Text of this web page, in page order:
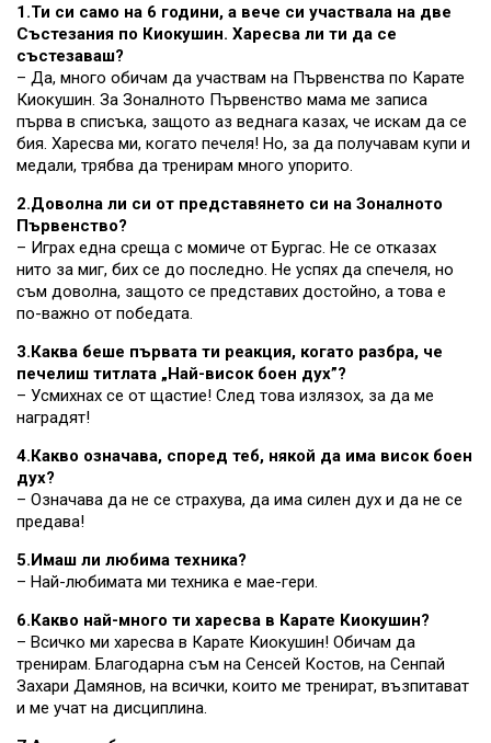
1.Ти си само на 6 години, а вече си участвала на две
Състезания по Киокушин. Харесва ли ти да се
състезаваш?
– Да, много обичам да участвам на Първенства по Карате
Киокушин. За Зоналното Първенство мама ме записа
първа в списъка, защото аз веднага казах, че искам да се
бия. Харесва ми, когато печеля! Но, за да получавам купи и
медали, трябва да тренирам много упорито.
2.Доволна ли си от представянето си на Зоналното
Първенство?
– Играх една среща с момиче от Бургас. Не се отказах
нито за миг, бих се до последно. Не успях да спечеля, но
съм доволна, защото се представих достойно, а това е
по-важно от победата.
3.Каква беше първата ти реакция, когато разбра, че
печелиш титлата „Най-висок боен дух”?
– Усмихнах се от щастие! След това излязох, за да ме
наградят!
4.Какво означава, според теб, някой да има висок боен
дух?
– Означава да не се страхува, да има силен дух и да не се
предава!
5.Имаш ли любима техника?
– Най-любимата ми техника е мае-гери.
6.Какво най-много ти харесва в Карате Киокушин?
– Всичко ми харесва в Карате Киокушин! Обичам да
тренирам. Благодарна съм на Сенсей Костов, на Сенпай
Захари Дамянов, на всички, които ме тренират, възпитават
и ме учат на дисциплина.